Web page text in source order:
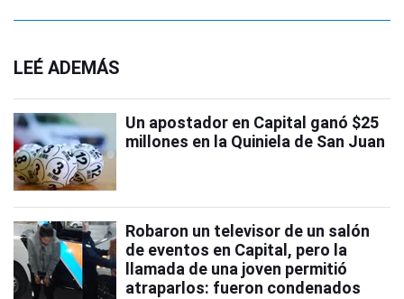
LEÉ ADEMÁS
Un apostador en Capital ganó $25
millones en la Quiniela de San Juan
Robaron un televisor de un salón
de eventos en Capital, pero la
llamada de una joven permitió
atraparlos: fueron condenados